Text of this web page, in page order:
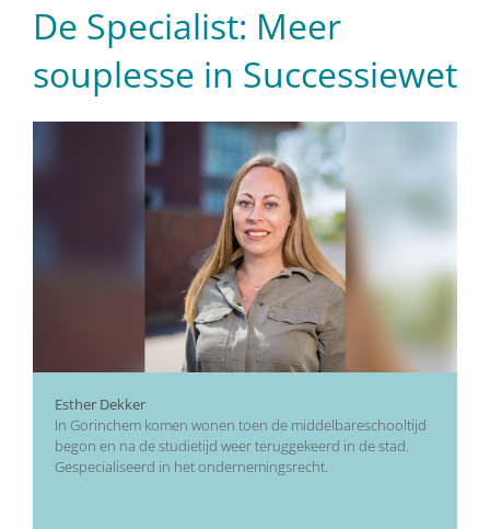
De Specialist: Meer
souplesse in Successiewet
Esther Dekker
In Gorinchem komen wonen toen de middelbareschooltijd
begon en na de studietijd weer teruggekeerd in de stad.
Gespecialiseerd in het ondernemingsrecht.